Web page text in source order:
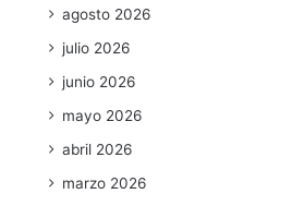
agosto 2026
julio 2026
junio 2026
mayo 2026
abril 2026
marzo 2026